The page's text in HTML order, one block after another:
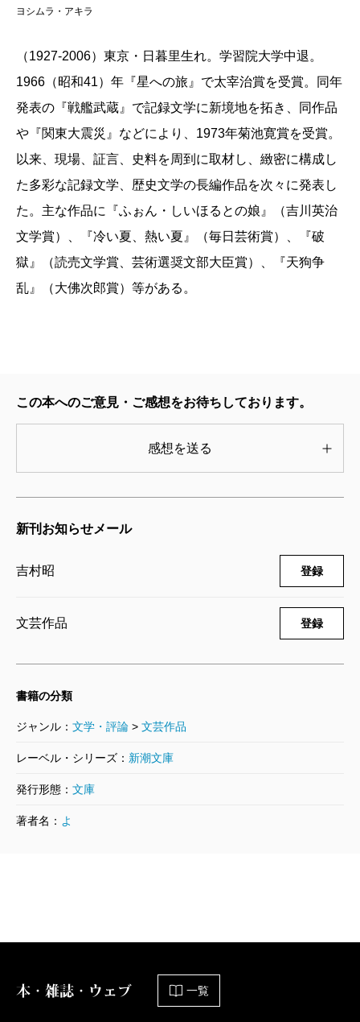
ヨシムラ・アキラ
（1927-2006）東京・日暮里生れ。学習院大学中退。
1966（昭和41）年『星への旅』で太宰治賞を受賞。同年
発表の『戦艦武蔵』で記録文学に新境地を拓き、同作品
や『関東大震災』などにより、1973年菊池寛賞を受賞。
以来、現場、証言、史料を周到に取材し、緻密に構成し
た多彩な記録文学、歴史文学の長編作品を次々に発表し
た。主な作品に『ふぉん・しいほるとの娘』（吉川英治
文学賞）、『冷い夏、熱い夏』（毎日芸術賞）、『破
獄』（読売文学賞、芸術選奨文部大臣賞）、『天狗争
乱』（大佛次郎賞）等がある。
この本へのご意見・ご感想をお待ちしております。
感想を送る
新刊お知らせメール
吉村昭 登録
文芸作品 登録
書籍の分類
ジャンル： 文学・評論 > 文芸作品
レーベル・シリーズ： 新潮文庫
発行形態： 文庫
著者名： よ
本・雑誌・ウェブ 一覧